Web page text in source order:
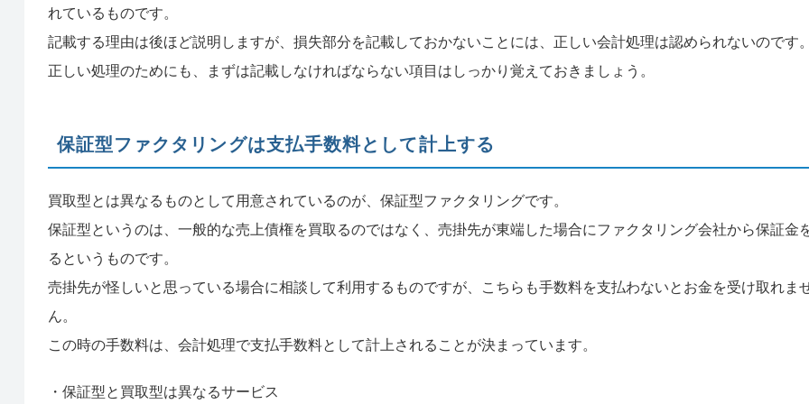
れているものです。
記載する理由は後ほど説明しますが、損失部分を記載しておかないことには、正しい会計処理は認められないのです。
正しい処理のためにも、まずは記載しなければならない項目はしっかり覚えておきましょう。
保証型ファクタリングは支払手数料として計上する
買取型とは異なるものとして用意されているのが、保証型ファクタリングです。
保証型というのは、一般的な売上債権を買取るのではなく、売掛先が東端した場合にファクタリング会社から保証金
るというものです。
売掛先が怪しいと思っている場合に相談して利用するものですが、こちらも手数料を支払わないとお金を受け取れま
ん。
この時の手数料は、会計処理で支払手数料として計上されることが決まっています。
・保証型と買取型は異なるサービス